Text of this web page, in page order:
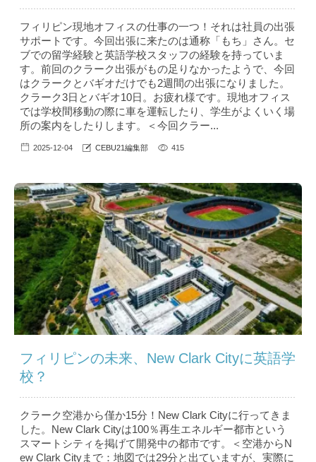
フィリピン現地オフィスの仕事の一つ！それは社員の出張
サポートです。今回出張に来たのは通称「もち」さん。セ
ブでの留学経験と英語学校スタッフの経験を持っていま
す。前回のクラーク出張がもの足りなかったようで、今回
はクラークとバギオだけでも2週間の出張になりました。
クラーク3日とバギオ10日。お疲れ様です。現地オフィス
では学校間移動の際に車を運転したり、学生がよくいく場
所の案内をしたりします。＜今回クラー...
2025-12-04 CEBU21編集部 415
フィリピンの未来、New Clark Cityに英語学
校？
クラーク空港から僅か15分！New Clark Cityに行ってきま
した。New Clark Cityは100％再生エネルギー都市という
スマートシティを掲げて開発中の都市です。＜空港からN
ew Clark Cityまで：地図では29分と出ていますが、実際に